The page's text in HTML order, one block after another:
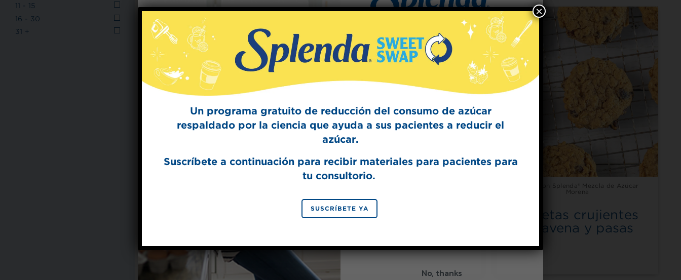
11 - 15
16 - 30
31 +
Cumple con las orientaciones nutricionales
establecidas por el
American Diabetes Association®
Minimuffins de
Hecho con Splenda® Mezcla de Azúcar
Morena
Galletas crujientes
de avena y pasas
Un programa gratuito de reducción del consumo de azúcar
respaldado por la ciencia que ayuda a sus pacientes a reducir el
azúcar.
Suscríbete a continuación para recibir materiales para pacientes para
tu consultorio.
SUSCRÍBETE YA
×
Sign Up for
The Sweet Dish
Splenda test kitchen.
No, thanks